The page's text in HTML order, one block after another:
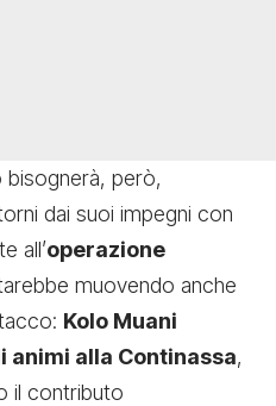
però,
dai suoi impegni con
all’operazione
muovendo anche
Kolo Muani
animi alla Continassa,
il contributo